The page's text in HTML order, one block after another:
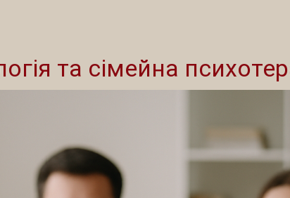
та сімейна